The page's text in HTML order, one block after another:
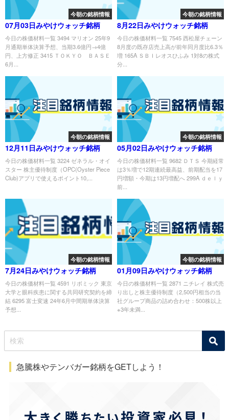
今朝の銘柄情報
07月03日みやけウォッチ銘柄
今日の株価材料一覧 3494 マリオン 25年9
月通期単体決算予想、当期3.6億円→4億
円、上方修正 3415 ＴＯＫＹＯ ＢＡＳＥ
6月...
今朝の銘柄情報
8月22日みやけウォッチ銘柄
今日の株価材料一覧 7545 西松屋チェーン
8月度の既存店売上高が前年同月度比6.3％
増 165A ＳＢＩレオスひふみ 1対8の株式
分...
今朝の銘柄情報
12月11日みやけウォッチ銘柄
今日の株価材料一覧 3224 ゼネラル・オイ
スター 株主優待制度（OPC(Oyster Piece
Club)アプリで使えるポイント10,...
今朝の銘柄情報
05月02日みやけウォッチ銘柄
今日の株価材料一覧 9682 ＤＴＳ 今期経常
は3％増で12期連続最高益、前期配当を17
円増額・今期は13円増配へ 299A ｄｅｌｙ
前...
今朝の銘柄情報
7月24日みやけウォッチ銘柄
今日の株価材料一覧 4591 リボミック 東京
大学と眼科疾患に関する共同研究契約を締
結 6295 富士変速 24年6月中間期単体決算
予想...
今朝の銘柄情報
01月09日みやけウォッチ銘柄
今日の株価材料一覧 2871 ニチレイ 株式売
り出しと株主優待制度（2,500円相当の当
社グループ商品の詰め合わせ：500株以上
※3年未満...
急騰株やテンバガー銘柄をGETしよう！